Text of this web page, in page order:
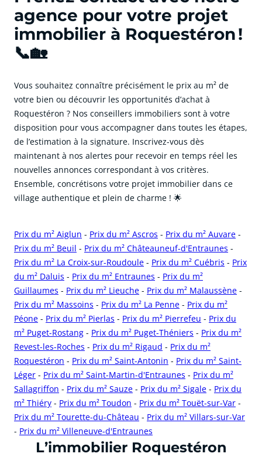
agence pour votre projet
immobilier à Roquestéron !
📞🏡
Vous souhaitez connaître précisément le prix au m² de
votre bien ou découvrir les opportunités d’achat à
Roquestéron ? Nos conseillers immobiliers sont à votre
disposition pour vous accompagner dans toutes les étapes,
de l’estimation à la signature. Inscrivez-vous dès
maintenant à nos alertes pour recevoir en temps réel les
nouvelles annonces correspondant à vos critères.
Ensemble, concrétisons votre projet immobilier dans ce
village authentique et plein de charme ! 🌟
Prix du m² Aiglun - Prix du m² Ascros - Prix du m² Auvare -
Prix du m² Beuil - Prix du m² Châteauneuf-d'Entraunes -
Prix du m² La Croix-sur-Roudoule - Prix du m² Cuébris - Prix
du m² Daluis - Prix du m² Entraunes - Prix du m²
Guillaumes - Prix du m² Lieuche - Prix du m² Malaussène -
Prix du m² Massoins - Prix du m² La Penne - Prix du m²
Péone - Prix du m² Pierlas - Prix du m² Pierrefeu - Prix du
m² Puget-Rostang - Prix du m² Puget-Théniers - Prix du m²
Revest-les-Roches - Prix du m² Rigaud - Prix du m²
Roquestéron - Prix du m² Saint-Antonin - Prix du m² Saint-
Léger - Prix du m² Saint-Martin-d'Entraunes - Prix du m²
Sallagriffon - Prix du m² Sauze - Prix du m² Sigale - Prix du
m² Thiéry - Prix du m² Toudon - Prix du m² Touët-sur-Var -
Prix du m² Tourette-du-Château - Prix du m² Villars-sur-Var
- Prix du m² Villeneuve-d'Entraunes
cliquer pour afficher plus du text
L’immobilier Roquestéron